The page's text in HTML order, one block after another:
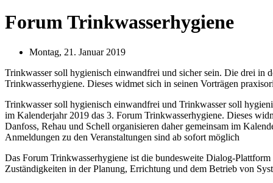
Forum Trinkwasserhygiene
Montag, 21. Januar 2019
Trinkwasser soll hygienisch einwandfrei und sicher sein. Die drei in
Trinkwasserhygiene. Dieses widmet sich in seinen Vorträgen
Trinkwasser soll hygienisch einwandfrei und Trinkwasser soll
im Kalenderjahr 2019 das 3. Forum Trinkwasserhygiene. Dieses
Danfoss, Rehau und Schell organisieren daher gemeinsam im
Anmeldungen zu den Veranstaltungen sind ab sofort möglich
Das Forum Trinkwasserhygiene ist die bundesweite Dialog-
Zuständigkeiten in der Planung, Errichtung und dem Betrieb von